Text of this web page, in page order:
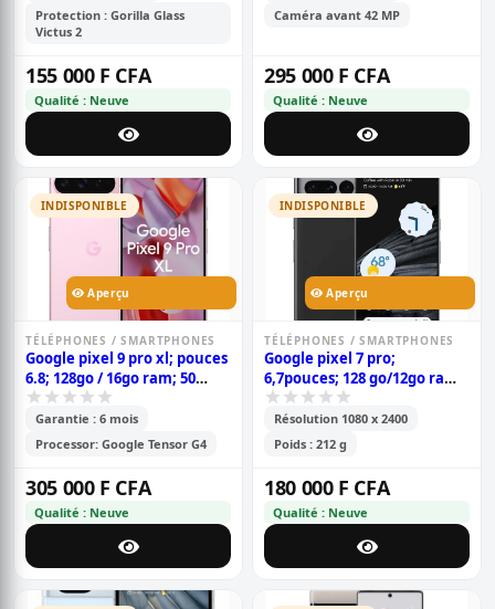
Protection : Gorilla Glass
Victus 2
155 000 F CFA
Qualité : Neuve
Caméra avant 42 MP
295 000 F CFA
Qualité : Neuve
INDISPONIBLE
Aperçu
TÉLÉPHONES / SMARTPHONES
Google pixel 9 pro xl; pouces
6.8; 128go / 16go ram; 50
mp+48 mp+48 mp / 42 mp; 5
060 mah; garantie 6 mois;
Garantie : 6 mois
Processor: Google Tensor G4
305 000 F CFA
Qualité : Neuve
INDISPONIBLE
Aperçu
TÉLÉPHONES / SMARTPHONES
Google pixel 7 pro;
6,7pouces; 128 go/12go ram;
4500 mah; dual sim;
garantie 6 mois;
Résolution 1080 x 2400
Poids : 212 g
180 000 F CFA
Qualité : Neuve